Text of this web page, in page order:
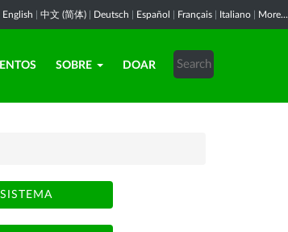
English 中文 (简体) Deutsch Español Français Italiano More...
SOBRE DOAR